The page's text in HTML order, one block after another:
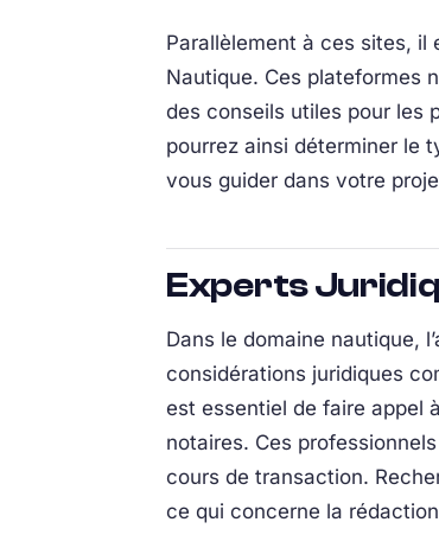
Parallèlement à ces sites, il
Nautique. Ces plateformes
des conseils utiles pour les
pourrez ainsi déterminer le
vous guider dans votre
Experts
Dans le domaine nautique,
considérations juridiques
est essentiel de faire appel
notaires. Ces
cours de transaction.
ce qui concerne la